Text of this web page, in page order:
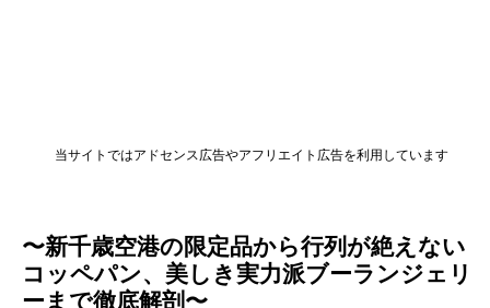
当サイトではアドセンス広告やアフリエイト広告を利用しています
〜新千歳空港の限定品から行列が絶えない
コッペパン、美しき実力派ブーランジェリ
ーまで徹底解剖〜